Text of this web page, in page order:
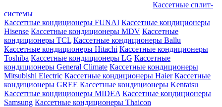
Кассетные сплит-
системы
Кассетные кондиционеры FUNAI Кассетные кондиционеры
Hisense Кассетные кондиционеры MDV Кассетные
кондиционеры TCL Кассетные кондиционеры Ballu
Кассетные кондиционеры Hitachi Кассетные кондиционеры
Toshiba Кассетные кондиционеры LG Кассетные
кондиционеры General Climate Кассетные кондиционеры
Mitsubishi Electric Кассетные кондиционеры Haier Кассетные
кондиционеры GREE Кассетные кондиционеры Kentatsu
Кассетные кондиционеры MIDEA Кассетные кондиционеры
Samsung Кассетные кондиционеры Thaicon